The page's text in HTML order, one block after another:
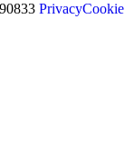
PrivacyCookie